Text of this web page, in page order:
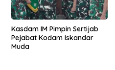
Kasdam IM Pimpin Sertijab
Pejabat Kodam Iskandar
Muda